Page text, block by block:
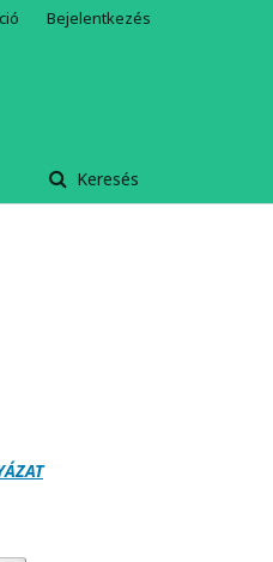
Keresés
Bejelentkezés
ÁZAT